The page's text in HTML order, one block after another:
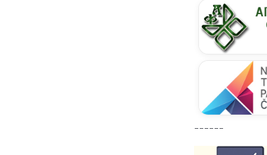
------